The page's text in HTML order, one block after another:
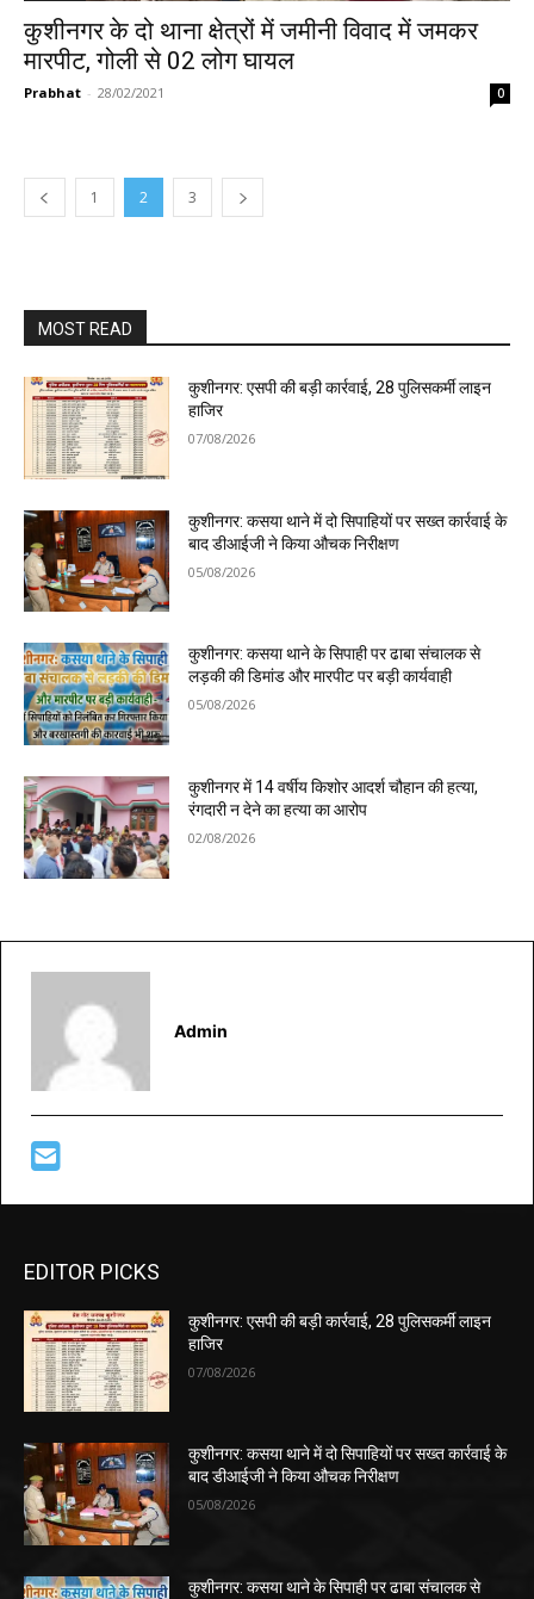
कुशीनगर के दो थाना क्षेत्रों में जमीनी विवाद में जमकर
मारपीट, गोली से 02 लोग घायल
Prabhat - 28/02/2021 0
1 2 3
MOST READ
कुशीनगर: एसपी की बड़ी कार्रवाई, 28 पुलिसकर्मी लाइन
हाजिर
07/08/2026
कुशीनगर: कसया थाने में दो सिपाहियों पर सख्त कार्रवाई के
बाद डीआईजी ने किया औचक निरीक्षण
05/08/2026
कुशीनगर: कसया थाने के सिपाही पर ढाबा संचालक से
लड़की की डिमांड और मारपीट पर बड़ी कार्यवाही
05/08/2026
कुशीनगर में 14 वर्षीय किशोर आदर्श चौहान की हत्या,
रंगदारी न देने का हत्या का आरोप
02/08/2026
Admin
EDITOR PICKS
कुशीनगर: एसपी की बड़ी कार्रवाई, 28 पुलिसकर्मी लाइन
हाजिर
07/08/2026
कुशीनगर: कसया थाने में दो सिपाहियों पर सख्त कार्रवाई के
बाद डीआईजी ने किया औचक निरीक्षण
05/08/2026
कुशीनगर: कसया थाने के सिपाही पर ढाबा संचालक से